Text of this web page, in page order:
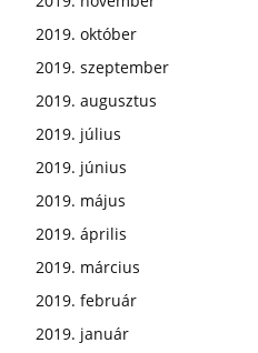
2019. október
2019. szeptember
2019. augusztus
2019. július
2019. június
2019. május
2019. április
2019. március
2019. február
2019. január